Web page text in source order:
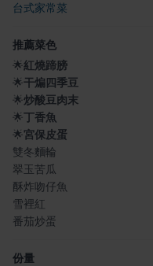
台式家常菜
推薦菜色
🌟紅燒蹄膀
🌟干煸四季豆
🌟炒酸豆肉末
🌟丁香魚
🌟宮保皮蛋
雙冬麵輪
翠玉苦瓜
酥炸吻仔魚
雪裡紅
番茄炒蛋
份量